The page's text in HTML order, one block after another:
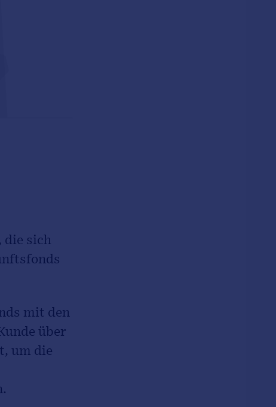
die sich
mit den
über
um die